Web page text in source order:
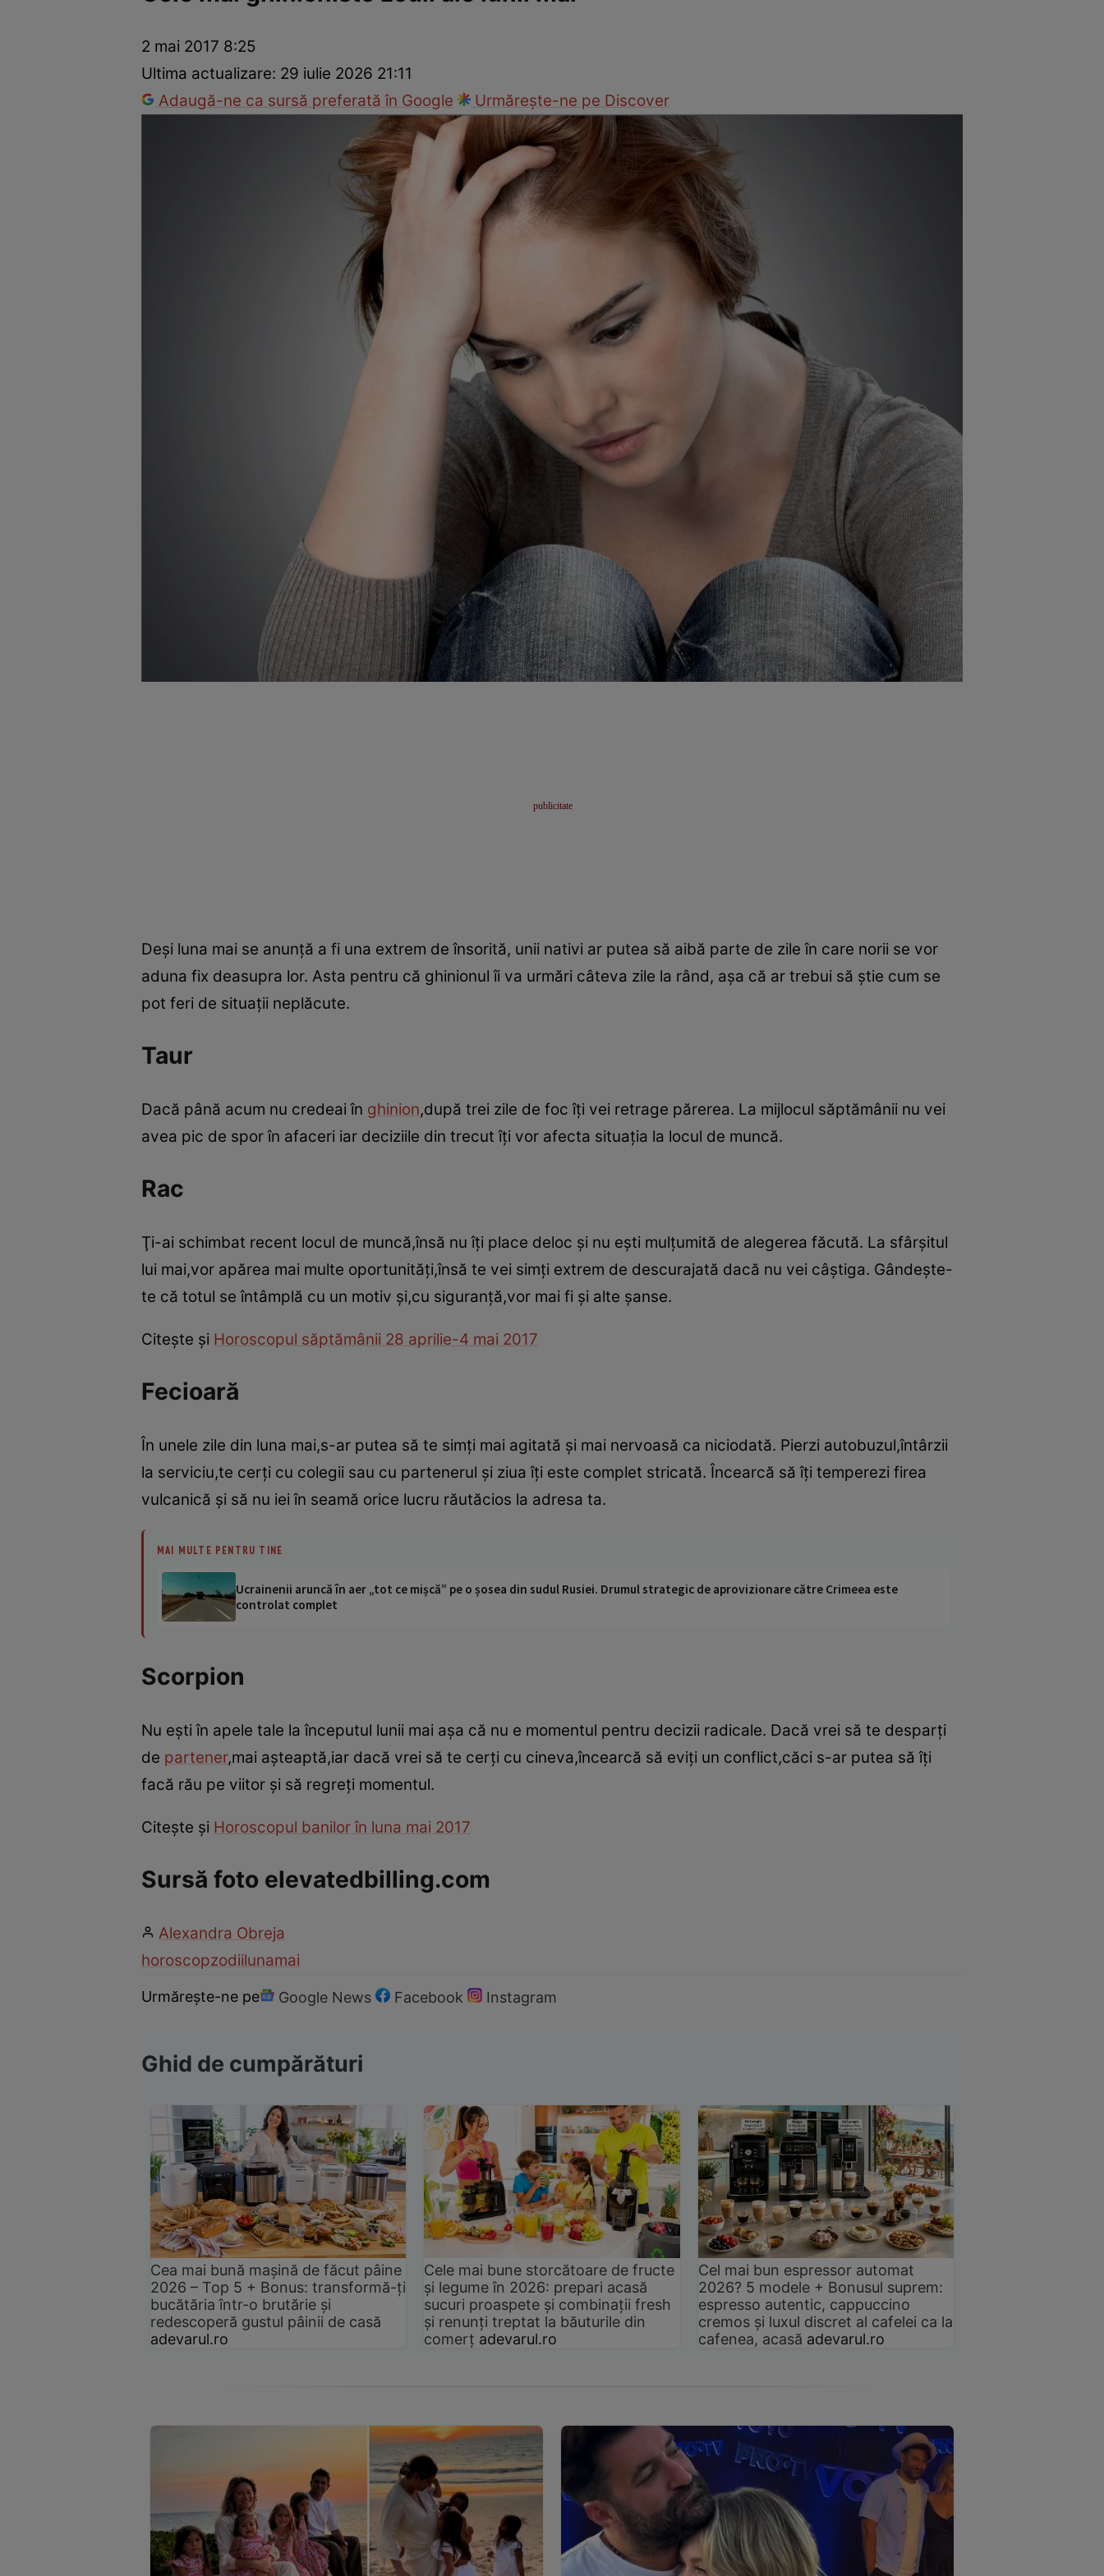
Dragoste și SexEvenimente
2 mai 2017 8:25
Ultima actualizare: 29 iulie 2026 21:11
Adaugă-ne ca sursă preferată în Google
Urmărește-ne pe Discover
Deşi luna mai se anunţă a fi una extrem de însorită, unii nativi ar putea să aibă parte de zile în care norii se vor
aduna fix deasupra lor. Asta pentru că ghinionul îi va urmări câteva zile la rând, aşa că ar trebui să ştie cum se
pot feri de situaţii neplăcute.
Taur
Dacă până acum nu credeai în ghinion,după trei zile de foc îţi vei retrage părerea. La mijlocul săptămânii nu vei
avea pic de spor în afaceri iar deciziile din trecut îţi vor afecta situaţia la locul de muncă.
Rac
Ţi-ai schimbat recent locul de muncă,însă nu îţi place deloc şi nu eşti mulţumită de alegerea făcută. La sfârşitul
lui mai,vor apărea mai multe oportunităţi,însă te vei simţi extrem de descurajată dacă nu vei câştiga. Gândeşte-
te că totul se întâmplă cu un motiv şi,cu siguranţă,vor mai fi şi alte şanse.
Citeşte şi Horoscopul săptămânii 28 aprilie-4 mai 2017
Fecioară
În unele zile din luna mai,s-ar putea să te simţi mai agitată şi mai nervoasă ca niciodată. Pierzi autobuzul,întârzii
la serviciu,te cerţi cu colegii sau cu partenerul şi ziua îţi este complet stricată. Încearcă să îţi temperezi firea
vulcanică şi să nu iei în seamă orice lucru răutăcios la adresa ta.
MAI MULTE PENTRU TINE
Ucrainenii aruncă în aer „tot ce mișcă” pe o șosea din sudul Rusiei. Drumul strategic de aprovizionare către Crimeea este
controlat complet
Scorpion
Nu eşti în apele tale la începutul lunii mai aşa că nu e momentul pentru decizii radicale. Dacă vrei să te desparţi
de partener,mai aşteaptă,iar dacă vrei să te cerţi cu cineva,încearcă să eviţi un conflict,căci s-ar putea să îţi
facă rău pe viitor şi să regreţi momentul.
Citeşte şi Horoscopul banilor în luna mai 2017
Sursă foto elevatedbilling.com
Alexandra Obreja
horoscopzodiilunamai
Urmărește-ne pe Google News Facebook Instagram
Ghid de cumpărături
Cea mai bună mașină de făcut pâine
2026 – Top 5 + Bonus: transformă-ți
bucătăria într-o brutărie și
redescoperă gustul pâinii de casă
adevarul.ro
Cele mai bune storcătoare de fructe
și legume în 2026: prepari acasă
sucuri proaspete și combinații fresh
și renunți treptat la băuturile din
comerț adevarul.ro
Cel mai bun espressor automat
2026? 5 modele + Bonusul suprem:
espresso autentic, cappuccino
cremos și luxul discret al cafelei ca la
cafenea, acasă adevarul.ro